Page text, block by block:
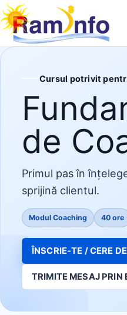
Cursul potrivit
de
Primul pas în
sprijină clientul.
Modul Coaching 40 ore
ÎNSCRIE-TE / CERE
TRIMITE MESAJ PRIN